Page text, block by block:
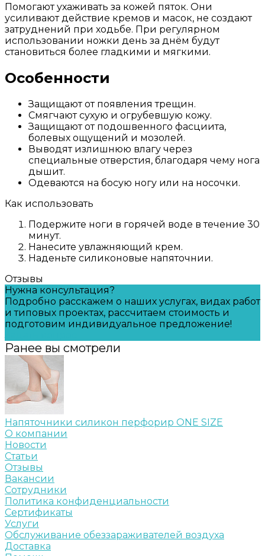
Помогают ухаживать за кожей пяток. Они
усиливают действие кремов и масок, не создают
затруднений при ходьбе. При регулярном
использовании ножки день за днём будут
становиться более гладкими и мягкими.
Особенности
Защищают от появления трещин.
Смягчают сухую и огрубевшую кожу.
Защищают от подошвенного фасциита,
болевых ощущений и мозолей.
Выводят излишнюю влагу через
специальные отверстия, благодаря чему нога
дышит.
Одеваются на босую ногу или на носочки.
Как использовать
Подержите ноги в горячей воде в течение 30
минут.
Нанесите увлажняющий крем.
Наденьте силиконовые напяточнии.
Отзывы
Нужна консультация?
Подробно расскажем о наших услугах, видах работ
и типовых проектах, рассчитаем стоимость и
подготовим индивидуальное предложение!
Ранее вы смотрели
Напяточники силикон перфорир ONE SIZE
О компании
Новости
Статьи
Отзывы
Вакансии
Сотрудники
Политика конфиденциальности
Сертификаты
Услуги
Обслуживание обеззараживателей воздуха
Доставка